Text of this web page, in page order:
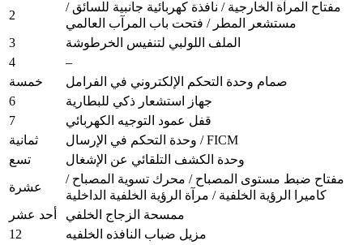
2
مفتاح المرآة الخارجية / نافذة كهربائية جانبية للسائق /
مستشعر المطر / فتحت باب المرآب العالمي
3
الملف اللولبي لتنفيس الخرطوشة
4
–
خمسة
صمام وحدة التحكم الإلكتروني في الفرامل
6
جهاز استشعار ذكي للبطارية
7
قفل عمود التوجيه الكهربائي
ثمانية
وحدة التحكم في الإرسال / FICM
تسع
وحدة الكشف التلقائي عن الإشغال
عشرة
مفتاح ضبط مستوى المصباح / محرك تسوية المصباح /
كاميرا الرؤية الخلفية / مرآة الرؤية الخلفية الداخلية
أحد عشر
ممسحة الزجاج الخلفي
12
مزيل ضباب النافذه الخلفيه